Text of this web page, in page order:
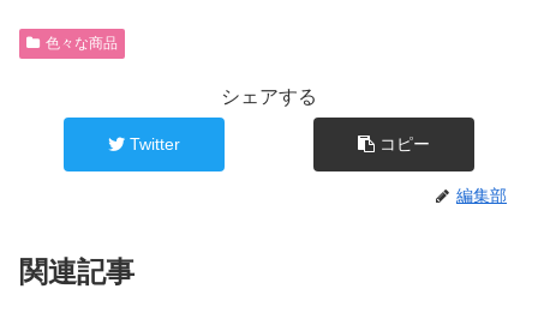
色々な商品
シェアする
Twitter コピー
編集部
関連記事